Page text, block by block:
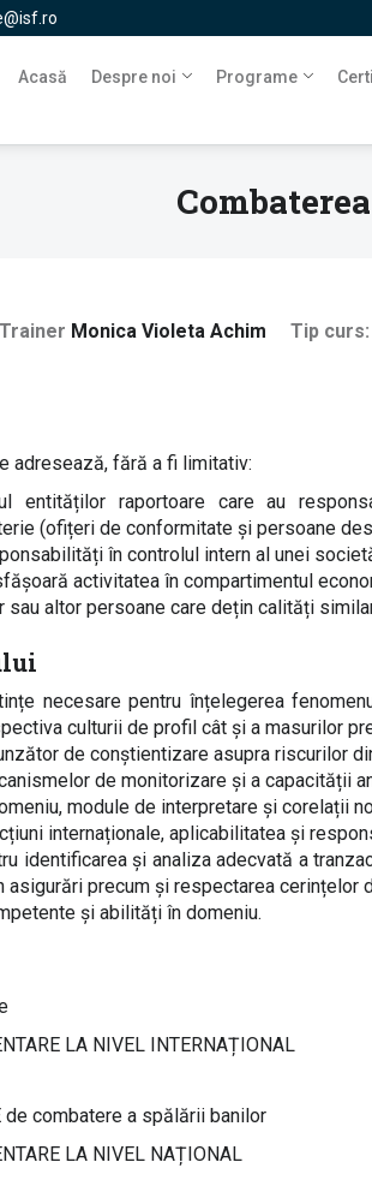
Acasă Despre noi Programe
Trainer Monica Violeta Achim Tip curs
adresează, fără a fi limitativ:
entităților raportoare care au
(ofițeri de conformitate și persoane
în controlul intern al unei
activitatea în compartimentul
sau altor persoane care dețin calități
necesare pentru înțelegerea
culturii de profil cât și a masurilor
de conștientizare asupra riscurilor
de monitorizare și a capacității
module de interpretare și corelații
internaționale, aplicabilitatea și
identificarea și analiza adecvată a
asigurări precum și respectarea cerințelor
şi abilități în domeniu.
LA NIVEL INTERNAȚIONAL
de combatere a spălării banilor
LA NIVEL NAȚIONAL